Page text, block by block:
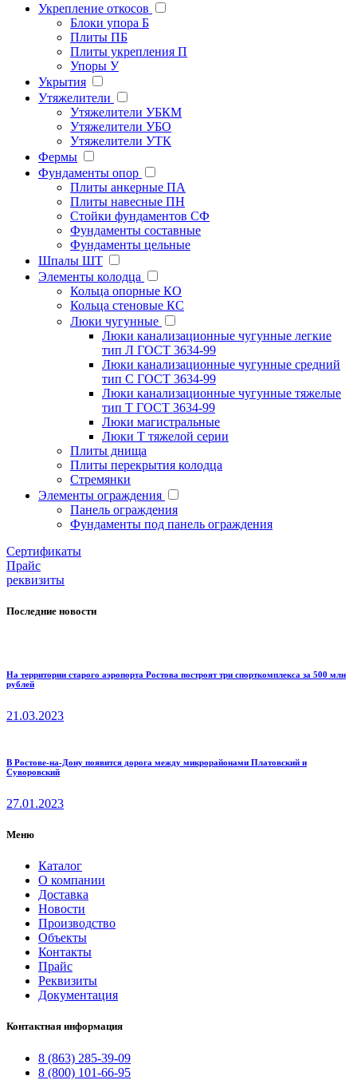
Укрепление откосов
Блоки упора Б
Плиты ПБ
Плиты укрепления П
Упоры У
Укрытия
Утяжелители
Утяжелители УБКМ
Утяжелители УБО
Утяжелители УТК
Фермы
Фундаменты опор
Плиты анкерные ПА
Плиты навесные ПН
Стойки фундаментов СФ
Фундаменты составные
Фундаменты цельные
Шпалы ШТ
Элементы колодца
Кольца опорные КО
Кольца стеновые КС
Люки чугунные
Люки канализационные чугунные легкие
тип Л ГОСТ 3634-99
Люки канализационные чугунные средний
тип С ГОСТ 3634-99
Люки канализационные чугунные тяжелые
тип Т ГОСТ 3634-99
Люки магистральные
Люки Т тяжелой серии
Плиты днища
Плиты перекрытия колодца
Стремянки
Элементы ограждения
Панель ограждения
Фундаменты под панель ограждения
Cертификаты
Прайс
реквизиты
Последние новости
На территории старого аэропорта Ростова построят три спорткомплекса за 500 млн
рублей
21.03.2023
В Ростове-на-Дону появится дорога между микрорайонами Платовский и
Суворовский
27.01.2023
Меню
Каталог
О компании
Доставка
Новости
Производство
Объекты
Контакты
Прайс
Реквизиты
Документация
Контактная информация
8 (863) 285-39-09
8 (800) 101-66-95